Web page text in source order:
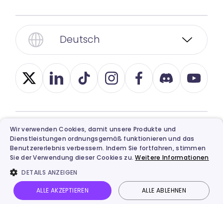
Deutsch
© 2026, Vidnoz. Alle Rechte vorbehalten.
Datenschutz,Nutzungsbedinungen,Ethische
NutzungundErstattungRichtlinie.
Vidnoz AI Bild zu Video Anmelden
Wir verwenden Cookies, damit unsere Produkte und
Dienstleistungen ordnungsgemäß funktionieren und das
Benutzererlebnis verbessern. Indem Sie fortfahren, stimmen
Sie der Verwendung dieser Cookies zu.Weitere Informationen
DETAILS ANZEIGEN
ALLE AKZEPTIEREN ALLE ABLEHNEN